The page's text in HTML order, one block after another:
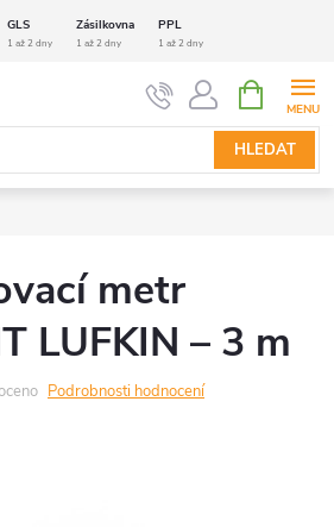
GLS Zásilkovna PPL
1 až 2 dny 1 až 2 dny 1 až 2 dny
HLEDAT
NÁKUPNÍ
KOŠÍK
metr
LUFKIN – 3 m
Podrobnosti hodnocení